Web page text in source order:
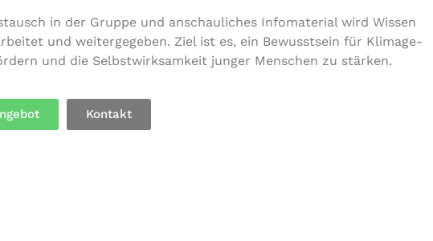
in der Gruppe und anschau­li­ches Info­ma­te­ri­al wird Wissen
und wei­ter­ge­ge­ben. Ziel ist es, ein Bewusst­sein für Kli­ma­ge­
und die Selbst­wirk­sam­keit junger Menschen zu stärken.
Kontakt